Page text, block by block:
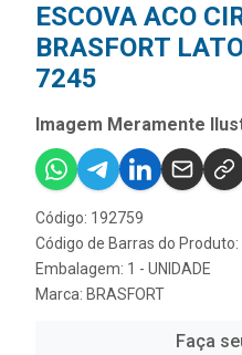
ESCOVA ACO
BRASFORT
7245
Imagem Meramente
Código: 192759
Código de Barras do
Embalagem: 1 - UNIDADE
Marca: BRASFORT
Faça